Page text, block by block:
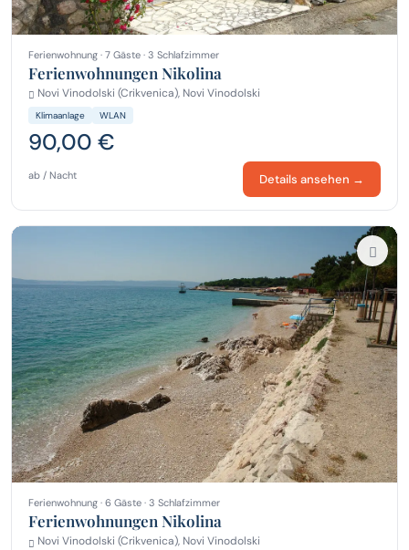
Ferienwohnung · 7 Gäste · 3 Schlafzimmer
Ferienwohnungen Nikolina
Novi Vinodolski (Crikvenica), Novi Vinodolski
Klimaanlage WLAN
90,00 €
ab / Nacht Details ansehen →
Ferienwohnung · 6 Gäste · 3 Schlafzimmer
Ferienwohnungen Nikolina
Novi Vinodolski (Crikvenica), Novi Vinodolski